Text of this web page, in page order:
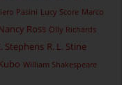
Pasini Lucy Score Marco
Ross Olly Richards
Stephens R. L. Stine
William Shakespeare